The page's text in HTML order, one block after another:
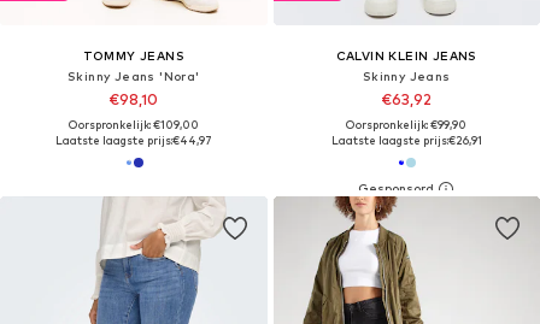
TOMMY JEANS
Skinny Jeans 'Nora'
€98,10
Oorspronkelijk: €109,00
Laatste laagste prijs:€44,97
CALVIN KLEIN JEANS
Skinny Jeans
€63,92
Oorspronkelijk: €99,90
Laatste laagste prijs:€26,91